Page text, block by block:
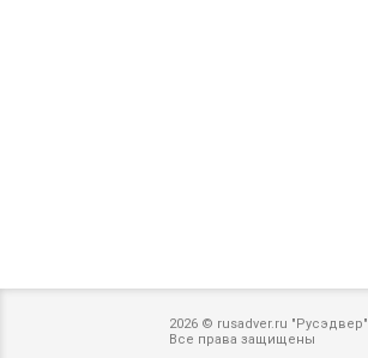
2026 © rusadver.ru "Русэдвер"
Все права защищены